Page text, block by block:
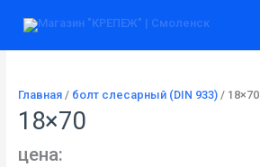
Главная/ болт слесарный (DIN 933)/ 18×70
18×70
цена:
товара